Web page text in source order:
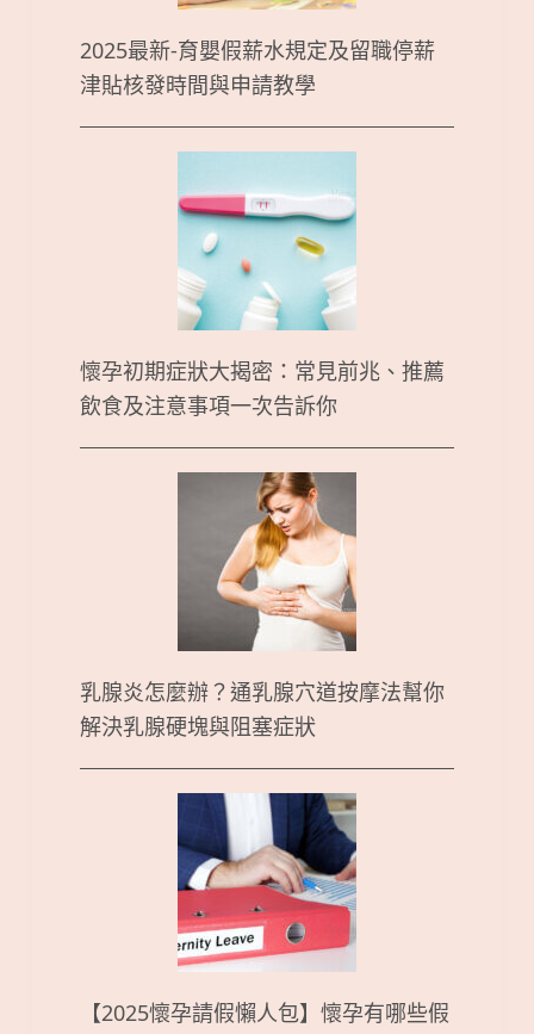
2025最新-育嬰假薪水規定及留職停薪
津貼核發時間與申請教學
懷孕初期症狀大揭密：常見前兆、推薦
飲食及注意事項一次告訴你
乳腺炎怎麼辦？通乳腺穴道按摩法幫你
解決乳腺硬塊與阻塞症狀
【2025懷孕請假懶人包】懷孕有哪些假